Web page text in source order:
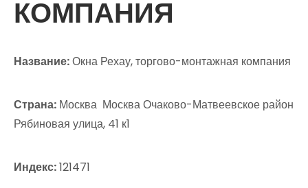
КОМПАНИЯ
Название:Окна Рехау, торгово-монтажная компания
Страна: Москва Москва Очаково-Матвеевское район
Рябиновая улица, 41 к1
Индекс:121471